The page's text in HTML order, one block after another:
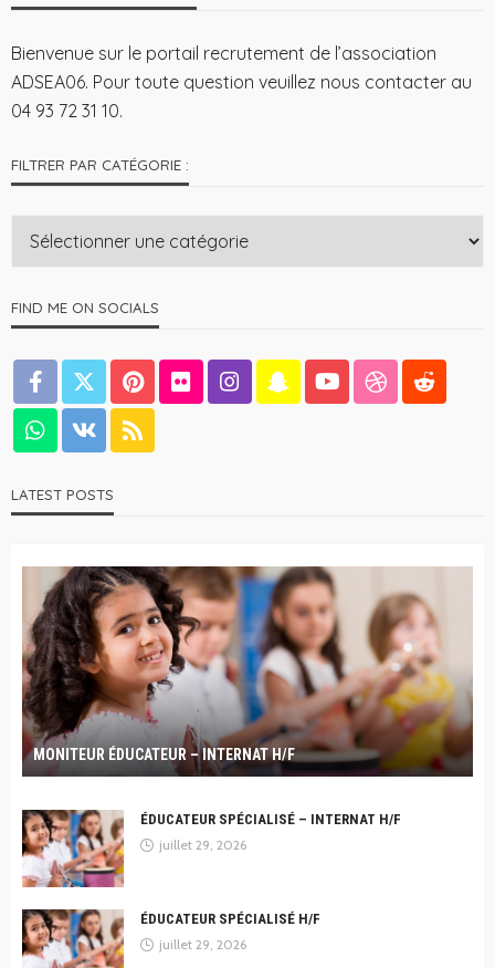
Bienvenue sur le portail recrutement de l’association
ADSEA06. Pour toute question veuillez nous contacter au
04 93 72 31 10.
FILTRER PAR CATÉGORIE :
FIND ME ON SOCIALS
LATEST POSTS
MONITEUR ÉDUCATEUR – INTERNAT H/F
ÉDUCATEUR SPÉCIALISÉ – INTERNAT H/F
juillet 29, 2026
ÉDUCATEUR SPÉCIALISÉ H/F
juillet 29, 2026